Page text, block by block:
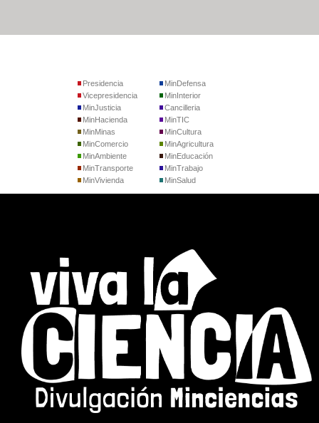
Presidencia
Vicepresidencia
MinJusticia
MinDefensa
MinInterior
Cancilleria
MinHacienda
MinMinas
MinComercio
MinTIC
MinCultura
MinAgricultura
MinAmbiente
MinTransporte
MinVivienda
MinEducación
MinTrabajo
MinSalud